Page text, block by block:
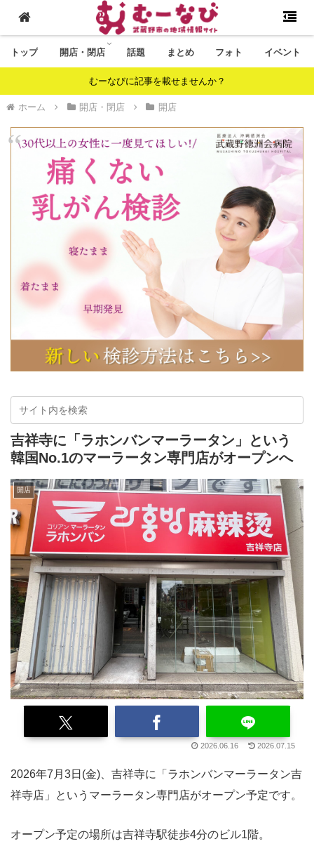
トップ 開店・閉店 話題 まとめ フォト イベント
むーなびに記事を載せませんか？
ホーム 開店・閉店 開店
吉祥寺に「ラホンバンマーラータン」という
韓国No.1のマーラータン専門店がオープンへ
開店
2026.06.16 2026.07.15
2026年7月3日(金)、吉祥寺に「ラホンバンマーラータン吉
祥寺店」というマーラータン専門店がオープン予定です。
オープン予定の場所は吉祥寺駅徒歩4分のビル1階。